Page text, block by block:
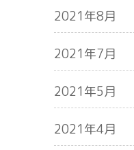
2021年8月
2021年7月
2021年5月
2021年4月